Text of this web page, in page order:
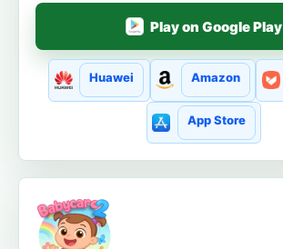
Play on Google Play
Huawei Amazon
App Store